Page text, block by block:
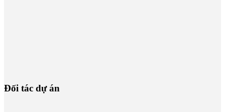
Đối tác dự án